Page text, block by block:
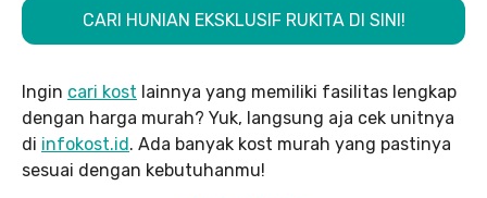
CARI HUNIAN EKSKLUSIF RUKITA DI SINI!
Ingin cari kost lainnya yang memiliki fasilitas lengkap
dengan harga murah? Yuk, langsung aja cek unitnya
di infokost.id. Ada banyak kost murah yang pastinya
sesuai dengan kebutuhanmu!